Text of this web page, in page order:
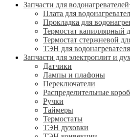
Запчасти для водонагревателей
Плата для
Прокладка для
Термостат капиллярный
Термостат стержневой
ТЭН для водонагревателя
Запчасти для электроплит и
Датчики
Лампы и плафоны
Переключатели
Распределительные
Ручки
Таймеры
Термостаты
ТЭН духовки